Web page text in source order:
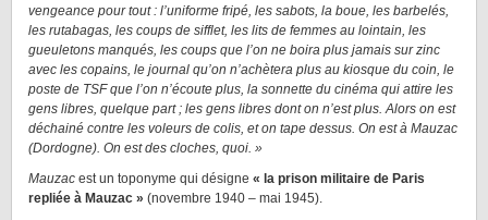
vengeance pour tout : l’uniforme fripé, les sabots, la boue, les barbelés,
les rutabagas, les coups de sifflet, les lits de femmes au lointain, les
gueuletons manqués, les coups que l’on ne boira plus jamais sur zinc
avec les copains, le journal qu’on n’achètera plus au kiosque du coin, le
poste de TSF que l’on n’écoute plus, la sonnette du cinéma qui attire les
gens libres, quelque part ; les gens libres dont on n’est plus. Alors on est
déchainé contre les voleurs de colis, et on tape dessus. On est à Mauzac
(Dordogne). On est des cloches, quoi. »
Mauzac est un toponyme qui désigne « la prison militaire de Paris
repliée à Mauzac » (novembre 1940 – mai 1945).